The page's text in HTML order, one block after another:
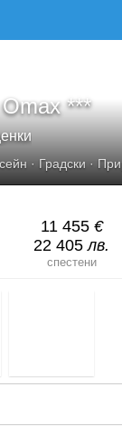
***
· Градски ·
11 455 €
22 405лв.
спестени